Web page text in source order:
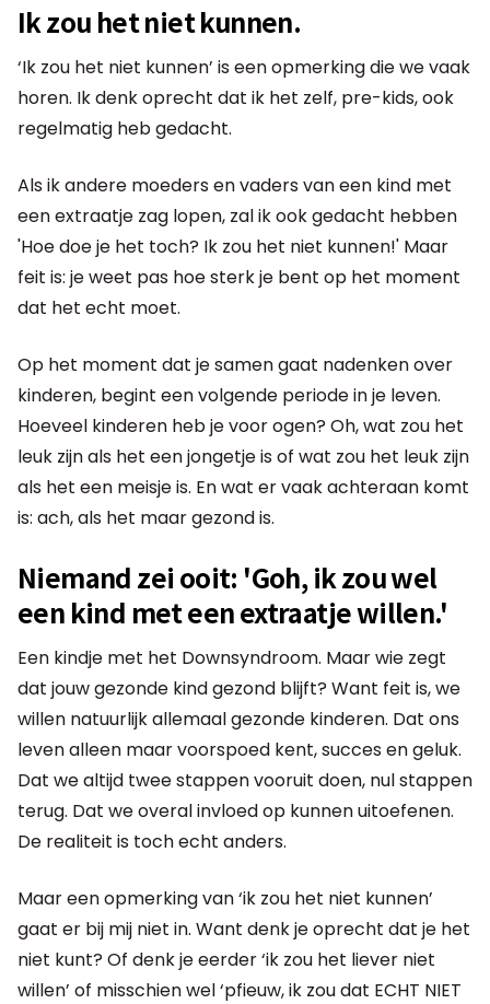
Ik zou het niet kunnen.
‘Ik zou het niet kunnen’ is een opmerking die we vaak
horen. Ik denk oprecht dat ik het zelf, pre-kids, ook
regelmatig heb gedacht.
Als ik andere moeders en vaders van een kind met
een extraatje zag lopen, zal ik ook gedacht hebben
'Hoe doe je het toch? Ik zou het niet kunnen!' Maar
feit is: je weet pas hoe sterk je bent op het moment
dat het echt moet.
Op het moment dat je samen gaat nadenken over
kinderen, begint een volgende periode in je leven.
Hoeveel kinderen heb je voor ogen? Oh, wat zou het
leuk zijn als het een jongetje is of wat zou het leuk zijn
als het een meisje is. En wat er vaak achteraan komt
is: ach, als het maar gezond is.
Niemand zei ooit: 'Goh, ik zou wel
een kind met een extraatje willen.'
Een kindje met het Downsyndroom. Maar wie zegt
dat jouw gezonde kind gezond blijft? Want feit is, we
willen natuurlijk allemaal gezonde kinderen. Dat ons
leven alleen maar voorspoed kent, succes en geluk.
Dat we altijd twee stappen vooruit doen, nul stappen
terug. Dat we overal invloed op kunnen uitoefenen.
De realiteit is toch echt anders.
Maar een opmerking van ‘ik zou het niet kunnen’
gaat er bij mij niet in. Want denk je oprecht dat je het
niet kunt? Of denk je eerder ‘ik zou het liever niet
willen’ of misschien wel ‘pfieuw, ik zou dat ECHT NIET